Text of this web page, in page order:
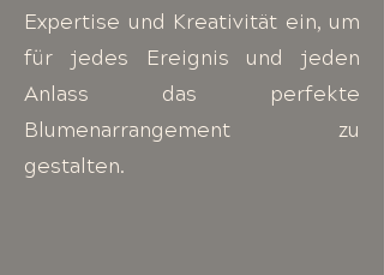
Expertise und Kreativität ein, um
für jedes Ereignis und jeden
Anlass das perfekte
Blumenarrangement zu
gestalten.